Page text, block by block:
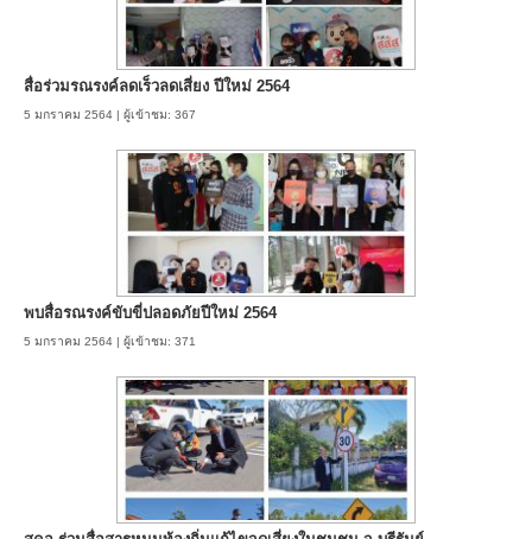
สื่อร่วมรณรงค์ลดเร็วลดเสี่ยง ปีใหม่ 2564
5 มกราคม 2564 | ผู้เข้าชม: 367
พบสื่อรณรงค์ขับขี่ปลอดภัยปีใหม่ 2564
5 มกราคม 2564 | ผู้เข้าชม: 371